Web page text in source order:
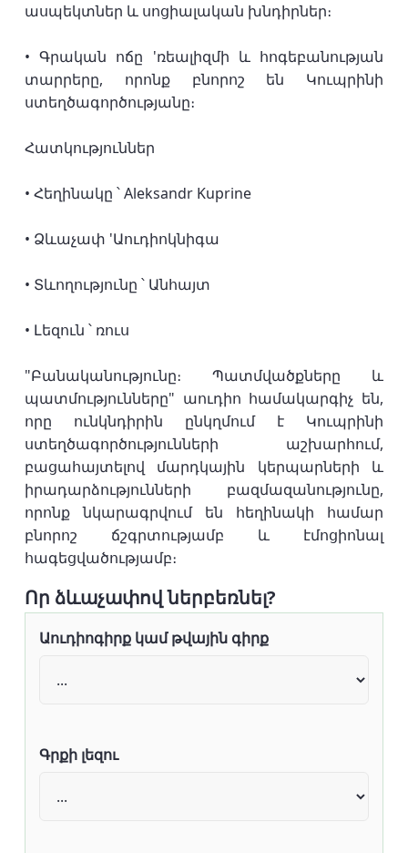
ասպեկտներ և սոցիալական խնդիրներ։
• Գրական ոճը 'ռեալիզմի և հոգեբանության
տարրերը, որոնք բնորոշ են Կուպրինի
ստեղծագործությանը։
Հատկություններ
• Հեղինակը ՝ Aleksandr Kuprine
• Ձևաչափ 'Աուդիոկնիգա
• Տևողությունը ՝ Անհայտ
• Լեզուն ՝ ռուս
"Բանականությունը։ Պատմվածքները և
պատմությունները" աուդիո համակարգիչ են,
որը ունկնդիրին ընկղմում է Կուպրինի
ստեղծագործությունների աշխարհում,
բացահայտելով մարդկային կերպարների և
իրադարձությունների բազմազանությունը,
որոնք նկարագրվում են հեղինակի համար
բնորոշ ճշգրտությամբ և էմոցիոնալ
հագեցվածությամբ։
Որ ձևաչափով ներբեռնել?
Աուդիոգիրք կամ թվային գիրք
Գրքի լեզու